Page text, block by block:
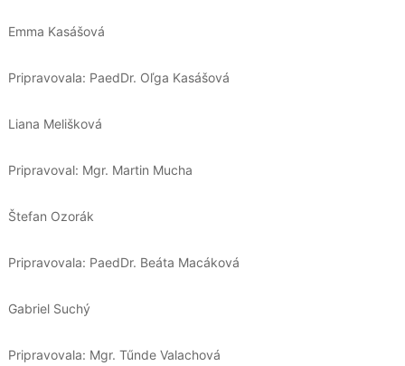
Emma Kasášová
Pripravovala: PaedDr. Oľga Kasášová
Liana Melišková
Pripravoval: Mgr. Martin Mucha
Štefan Ozorák
Pripravovala: PaedDr. Beáta Macáková
Gabriel Suchý
Pripravovala: Mgr. Tűnde Valachová